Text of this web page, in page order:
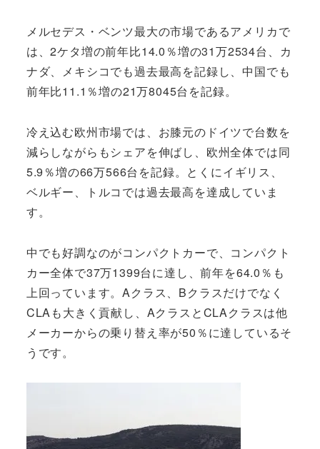
メルセデス・ベンツ最大の市場であるアメリカで
は、2ケタ増の前年比14.0％増の31万2534台、カ
ナダ、メキシコでも過去最高を記録し、中国でも
前年比11.1％増の21万8045台を記録。
冷え込む欧州市場では、お膝元のドイツで台数を
減らしながらもシェアを伸ばし、欧州全体では同
5.9％増の66万566台を記録。とくにイギリス、
ベルギー、トルコでは過去最高を達成していま
す。
中でも好調なのがコンパクトカーで、コンパクト
カー全体で37万1399台に達し、前年を64.0％も
上回っています。Aクラス、Bクラスだけでなく
CLAも大きく貢献し、AクラスとCLAクラスは他
メーカーからの乗り替え率が50％に達しているそ
うです。